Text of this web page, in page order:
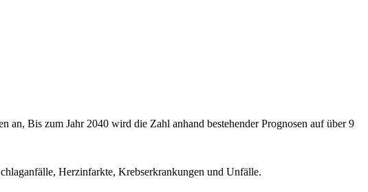
Bis zum Jahr 2040 wird die Zahl anhand bestehender Prognosen auf über 9
Herzinfarkte, Krebserkrankungen und Unfälle.